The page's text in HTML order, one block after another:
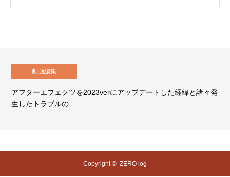
動画編集
アフターエフェクツを2023verにアップデートした経緯と諸々発
生したトラブルの…
Copyright © ZERO log